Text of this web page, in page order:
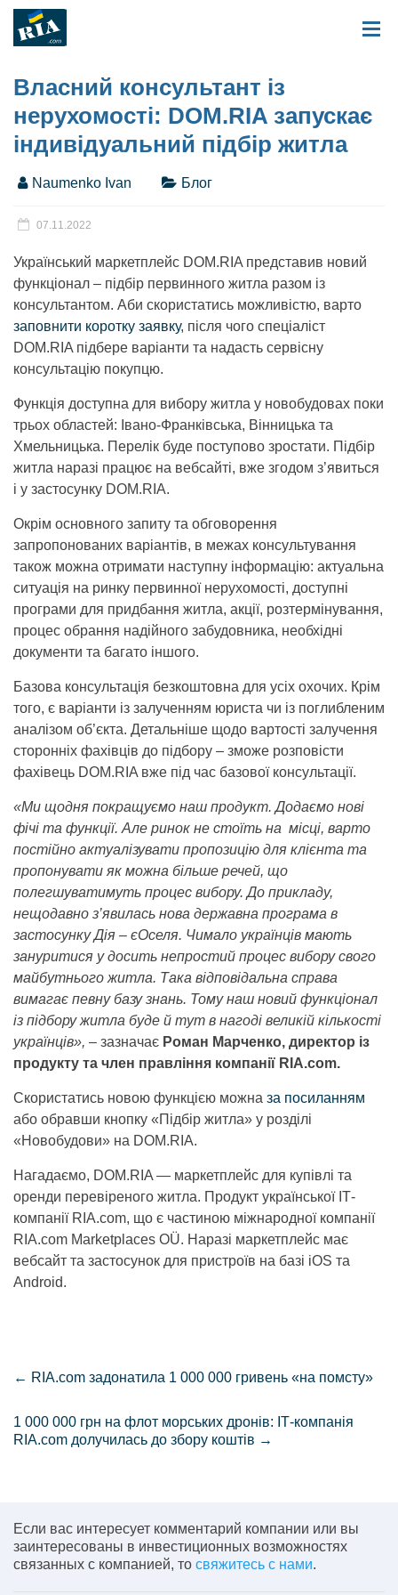
Власний консультант із
нерухомості: DOM.RIA запускає
індивідуальний підбір житла
Naumenko Ivan Блог
07.11.2022
Український маркетплейс DOM.RIA представив новий
функціонал – підбір первинного житла разом із
консультантом. Аби скористатись можливістю, варто
заповнити коротку заявку, після чого спеціаліст
DOM.RIA підбере варіанти та надасть сервісну
консультацію покупцю.
Функція доступна для вибору житла у новобудовах поки
трьох областей: Івано-Франківська, Вінницька та
Хмельницька. Перелік буде поступово зростати. Підбір
житла наразі працює на вебсайті, вже згодом з’явиться
і у застосунку DOM.RIA.
Окрім основного запиту та обговорення
запропонованих варіантів, в межах консультування
також можна отримати наступну інформацію: актуальна
ситуація на ринку первинної нерухомості, доступні
програми для придбання житла, акції, розтермінування,
процес обрання надійного забудовника, необхідні
документи та багато іншого.
Базова консультація безкоштовна для усіх охочих. Крім
того, є варіанти із залученням юриста чи із поглибленим
аналізом об’єкта. Детальніше щодо вартості залучення
сторонніх фахівців до підбору – зможе розповісти
фахівець DOM.RIA вже під час базової консультації.
«Ми щодня покращуємо наш продукт. Додаємо нові
фічі та функції. Але ринок не стоїть на місці, варто
постійно актуалізувати пропозицію для клієнта та
пропонувати як можна більше речей, що
полегшуватимуть процес вибору. До прикладу,
нещодавно з’явилась нова державна програма в
застосунку Дія – єОселя. Чимало українців мають
зануритися у досить непростий процес вибору свого
майбутнього житла. Така відповідальна справа
вимагає певну базу знань. Тому наш новий функціонал
із підбору житла буде й тут в нагоді великій кількості
українців», – зазначає Роман Марченко, директор із
продукту та член правління компанії RIA.com.
Скористатись новою функцією можна за посиланням
або обравши кнопку «Підбір житла» у розділі
«Новобудови» на DOM.RIA.
Нагадаємо, DOM.RIA — маркетплейс для купівлі та
оренди перевіреного житла. Продукт української ІТ-
компанії RIA.com, що є частиною міжнародної компанії
RIA.com Marketplaces OÜ. Наразі маркетплейс має
вебсайт та застосунок для пристроїв на базі iOS та
Android.
← RIA.com задонатила 1 000 000 гривень «на помсту»
1 000 000 грн на флот морських дронів: ІТ-компанія
RIA.com долучилась до збору коштів →
Если вас интересует комментарий компании или вы
заинтересованы в инвестиционных возможностях
связанных с компанией, то свяжитесь с нами.